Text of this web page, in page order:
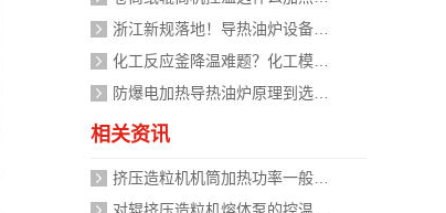
相关资讯